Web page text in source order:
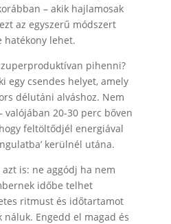
– akik hajlamosak
az egyszerű módszert
hatékony lehet.
pihenni?
egy csendes helyet, amely
délutáni alváshoz. Nem
valójában 20-30 perc bőven
feltöltődjél energiával
kerülnél utána.
is: ne aggódj ha nem
időbe telhet
ritmust és időtartamot
Engedd el magad és